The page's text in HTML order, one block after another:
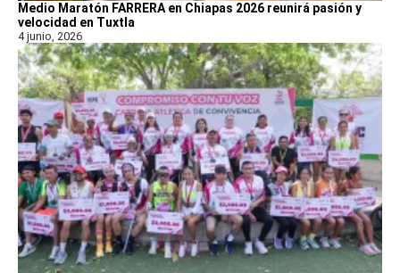
Medio Maratón FARRERA en Chiapas 2026 reunirá pasión y
velocidad en Tuxtla
4 junio, 2026